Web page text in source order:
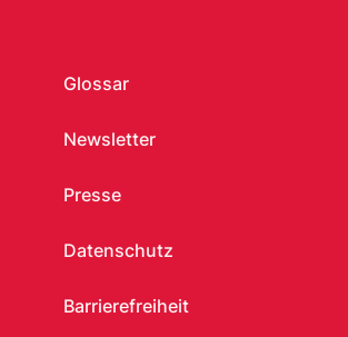
Glossar
Newsletter
Presse
Datenschutz
Barrierefreiheit